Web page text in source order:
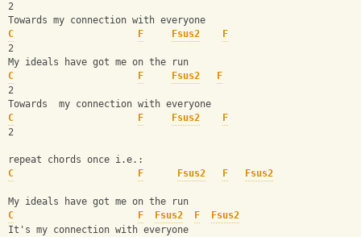
2
Towards my connection with everyone
C
F Fsus2
F
2
My ideals have got me on the run
C
F Fsus2
F
2
Towards  my connection with everyone
C
F Fsus2
F
2
repeat chords once i.e.:
C
F Fsus2 F Fsus2
My ideals have got me on the run
C
F Fsus2 F
Fsus2
It's my connection with everyone